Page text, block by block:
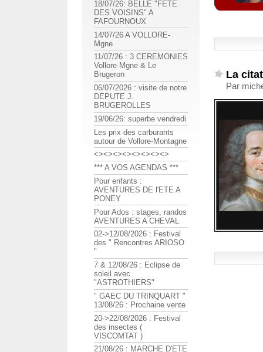
La
Par
18/07/26: BELLE "FETE
DES VOISINS" A
FAFOURNOUX
14/07/26 A VOLLORE-
Mgne
11/07/26 : 3 CEREMONIES
Vollore-Mgne & Le
Brugeron
06/07/2026 : visite de notre
DEPUTE J.
BRUGEROLLES
19/06/26: superbe vendredi
Les prix des carburants
autour de Vollore-Montagne
<><><><><><><><>
*** A VOS AGENDAS ***
Pour enfants :
AVENTURES DE l'ETE A
PONEY
Pour Ados : stages, randos
AVENTURES A CHEVAL
02->12/08/2026 : Festival
des " Rencontres ARIOSO
"
7 & 12/08/26 : Eclipse de
soleil avec
"ASTROTHIERS"
" GAEC DU TRINQUART "
13/08/26 : Prochaine vente
20->22/08/2026 : Festival
des insectes (
VISCOMTAT )
21/08/26 : MARCHE D'ETE